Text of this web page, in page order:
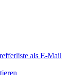
als E-Mail